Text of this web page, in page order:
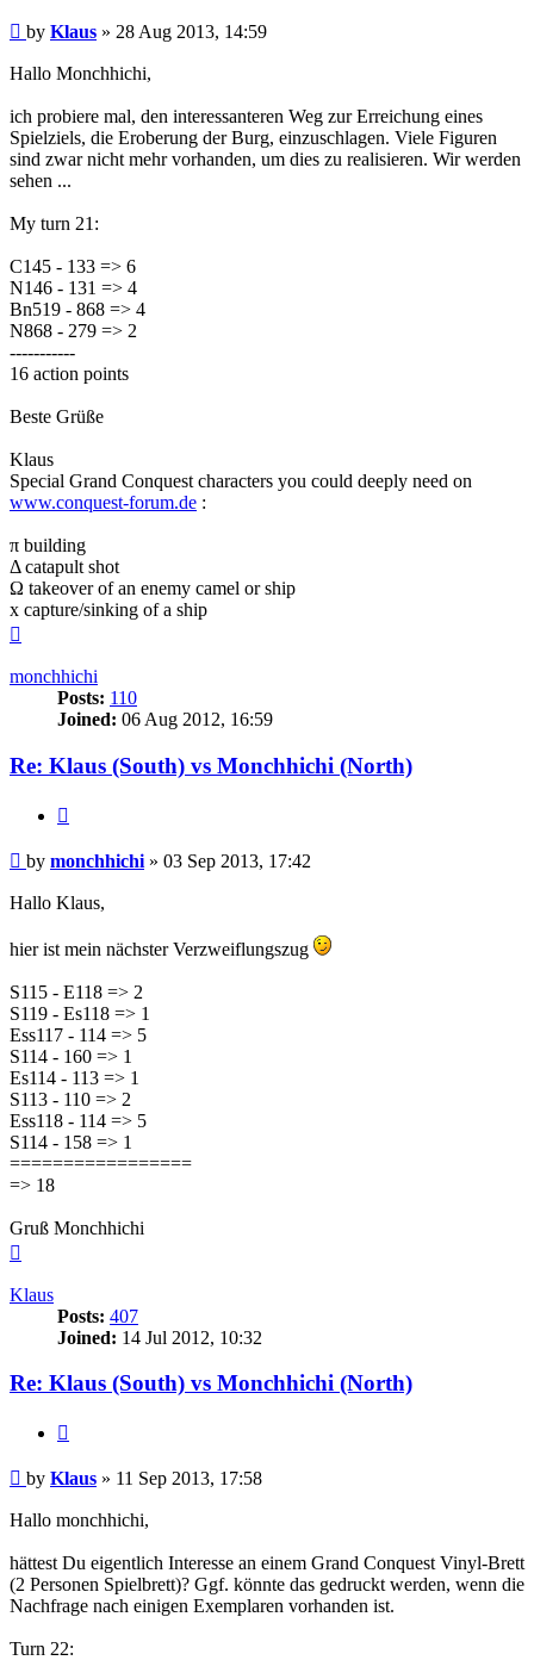
Post
by Klaus » 28 Aug 2013, 14:59
Hallo Monchhichi,
ich probiere mal, den interessanteren Weg zur Erreichung eines
Spielziels, die Eroberung der Burg, einzuschlagen. Viele Figuren
sind zwar nicht mehr vorhanden, um dies zu realisieren. Wir werden
sehen ...
My turn 21:
C145 - 133 => 6
N146 - 131 => 4
Bn519 - 868 => 4
N868 - 279 => 2
-----------
16 action points
Beste Grüße
Klaus
Special Grand Conquest characters you could deeply need on
www.conquest-forum.de :
π building
Δ catapult shot
Ω takeover of an enemy camel or ship
x capture/sinking of a ship
monchhichi
Posts: 110
Joined: 06 Aug 2012, 16:59
Re: Klaus (South) vs Monchhichi (North)
Post
by monchhichi » 03 Sep 2013, 17:42
Hallo Klaus,
hier ist mein nächster Verzweiflungszug
S115 - E118 => 2
S119 - Es118 => 1
Ess117 - 114 => 5
S114 - 160 => 1
Es114 - 113 => 1
S113 - 110 => 2
Ess118 - 114 => 5
S114 - 158 => 1
=================
=> 18
Gruß Monchhichi
Klaus
Posts: 407
Joined: 14 Jul 2012, 10:32
Re: Klaus (South) vs Monchhichi (North)
Post
by Klaus » 11 Sep 2013, 17:58
Hallo monchhichi,
hättest Du eigentlich Interesse an einem Grand Conquest Vinyl-Brett
(2 Personen Spielbrett)? Ggf. könnte das gedruckt werden, wenn die
Nachfrage nach einigen Exemplaren vorhanden ist.
Turn 22: